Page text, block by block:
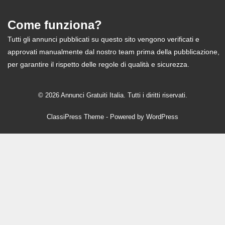
Come funziona?
Tutti gli annunci pubblicati su questo sito vengono verificati e
approvati manualmente dal nostro team prima della pubblicazione,
per garantire il rispetto delle regole di qualità e sicurezza.
© 2026 Annunci Gratuiti Italia. Tutti i diritti riservati.
ClassiPress Theme - Powered by WordPress